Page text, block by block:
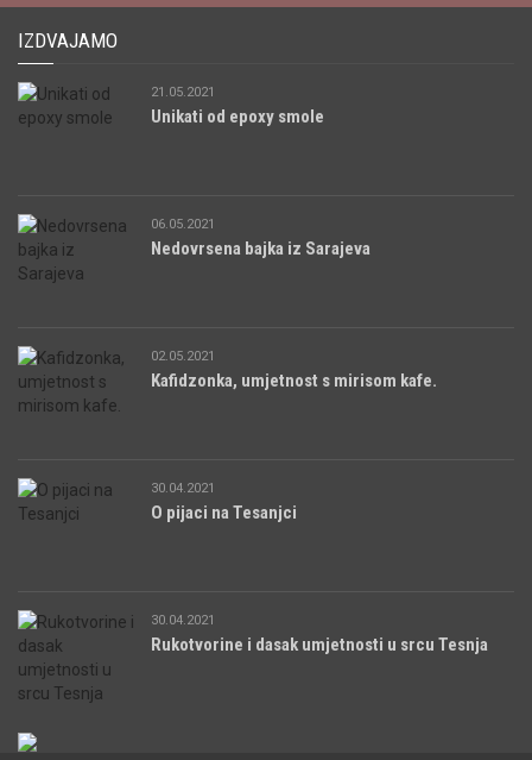
IZDVAJAMO
21.05.2021
Unikati od epoxy smole
06.05.2021
Nedovrsena bajka iz Sarajeva
02.05.2021
Kafidzonka, umjetnost s mirisom kafe.
30.04.2021
O pijaci na Tesanjci
30.04.2021
Rukotvorine i dasak umjetnosti u srcu Tesnja